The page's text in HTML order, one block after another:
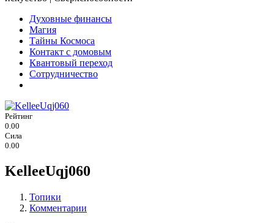
Духовные финансы
Магия
Тайны Космоса
Контакт с домовым
Квантовый переход
Сотрудничество
Рейтинг
0.00
Сила
0.00
KelleeUqj060
Топики
Комментарии